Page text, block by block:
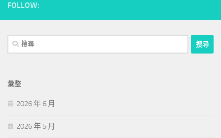
FOLLOW:
搜
尋
字:
彙整
2026 年 6 月
2026 年 5 月